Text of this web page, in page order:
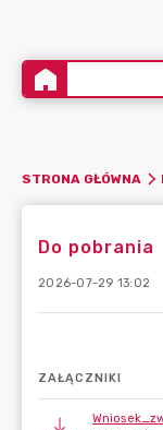
STRONA GŁÓWNA
Do pobrania
2026-07-29 13:02
ZAŁĄCZNIKI